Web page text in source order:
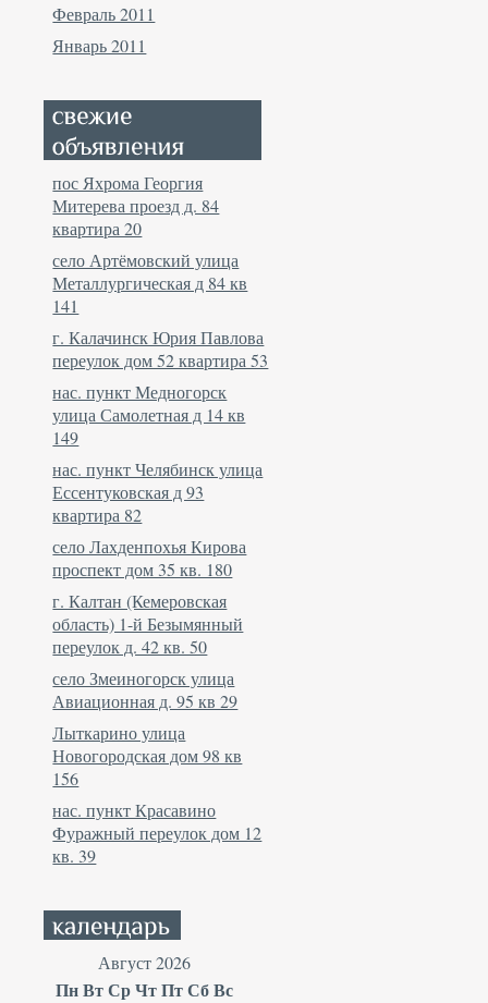
Февраль 2011
Январь 2011
пос Яхрома Георгия
Митерева проезд д. 84
квартира 20
село Артёмовский улица
Металлургическая д 84 кв
141
г. Калачинск Юрия Павлова
переулок дом 52 квартира 53
нас. пункт Медногорск
улица Самолетная д 14 кв
149
нас. пункт Челябинск улица
Ессентуковская д 93
квартира 82
село Лахденпохья Кирова
проспект дом 35 кв. 180
г. Калтан (Кемеровская
область) 1-й Безымянный
переулок д. 42 кв. 50
село Змеиногорск улица
Авиационная д. 95 кв 29
Лыткарино улица
Новогородская дом 98 кв
156
нас. пункт Красавино
Фуражный переулок дом 12
кв. 39
Август 2026
ПнВтСрЧтПтСбВс